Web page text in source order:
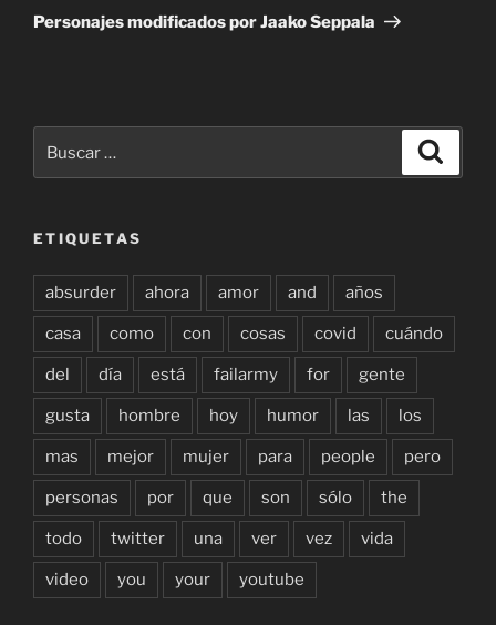
entrada
Personajes modificados por Jaako Seppala
por:
ETIQUETAS
absurder ahora amor and años
casa como con cosas covid cuándo
del día está failarmy for gente
gusta hombre hoy humor las los
mas mejor mujer para people pero
personas por que son sólo the
todo twitter una ver vez vida
video you your youtube